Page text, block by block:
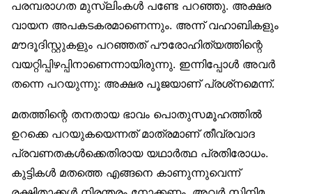
പരമ്പരാഗത മുസ്‌ലിംകള്‍ പണ്ടേ പറഞ്ഞു. അക്ഷര
വായന അപകടകരമാണെന്നും. അന്ന് വഹാബികളും
മൗദൂദിസ്റ്റുകളും പറഞ്ഞത് പൗരോഹിത്യത്തിന്റെ
വയറ്റിപ്പിഴപ്പിനാണെന്നായിരുന്നു. ഇന്നിപ്പോള്‍ അവര്‍
തന്നെ പറയുന്നു: അക്ഷര പൂജയാണ് പ്രശ്‌നമെന്ന്.
മതത്തിന്റെ തനതായ ഭാവം പൊതുസമൂഹത്തില്‍
ഉറക്കെ പറയുകയെന്നത് മാത്രമാണ് തീവ്രവാദ
പ്രവണതകള്‍ക്കെതിരായ യഥാര്‍ത്ഥ പ്രതിരോധം.
കുട്ടികള്‍ മതത്തെ എങ്ങനെ കാണുന്നുവെന്ന്